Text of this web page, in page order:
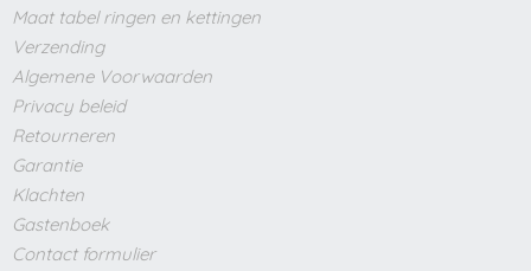
Maat tabel ringen en kettingen
Verzending
Algemene Voorwaarden
Privacy beleid
Retourneren
Garantie
Klachten
Gastenboek
Contact formulier